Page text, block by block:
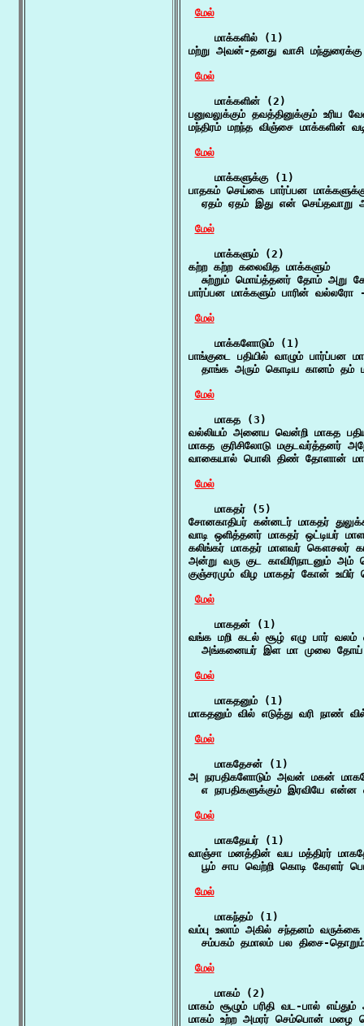
மேல்
    மாக்களில் (1)
மற்று அவன்-தனது வாசி
மேல்
    மாக்களின் (2)
பனுவலுக்கும் தவத்தினுக்கும்
மந்திரம் மறந்த விஞ்சை மாக்களின்
மேல்
    மாக்களுக்கு (1)
பாதகம் செய்கை பார்ப்பன
ஏதம் ஏதம் இது என் செய்தவாறு
மேல்
    மாக்களும் (2)
கற்ற கற்ற கலைவித மாக்களும்
சுற்றும் மொய்த்தனர் தோம் அறு
பார்ப்பன மாக்களும் பாரின் வல்லரோ
மேல்
    மாக்களோடும் (1)
பாங்குடை பதியில் வாழும் பார்ப்பன
தாங்க அரும் கொடிய கானம் தம்
மேல்
    மாகத (3)
வல்லியம் அனைய வென்றி மாகத
மாகத குரிசிலோடு மகுடவர்த்தனர்
வாகையால் பொலி திண் தோளான்
மேல்
    மாகதர் (5)
சோனகாதிபர் கன்னடர் மாகதர்
வாடி ஒளித்தனர் மாகதர் ஒட்டியர்
கலிங்கர் மாகதர் மாளவர் கௌசலர்
அன்று வரு குட காவிரிநாடனும்
குஞ்சரமும் விழ மாகதர் கோன்
மேல்
    மாகதன் (1)
வங்க மறி கடல் சூழ் எழு பார்
அங்கனையர் இள மா முலை தோய்
மேல்
    மாகதனும் (1)
மாகதனும் வில் எடுத்து வரி நாண்
மேல்
    மாகதேசன் (1)
அ நரபதிகளோடும் அவன் மகன்
எ நரபதிகளுக்கும் இரவியே என்ன
மேல்
    மாகதேயர் (1)
வாஞ்சா மனத்தின் வய மத்திரர்
பூம் சாப வெற்றி கொடி கேரளர்
மேல்
    மாகந்தம் (1)
வம்பு உலாம் அகில் சந்தனம் வருக்கை
சம்பகம் தமாலம் பல திசை-
மேல்
    மாகம் (2)
மாகம் சூழும் பரிதி வட-பால்
மாகம் உற்ற அமரர் செம்பொன் மழை